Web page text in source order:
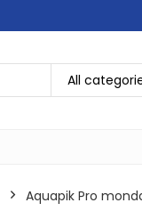
All
Aquapik Pro